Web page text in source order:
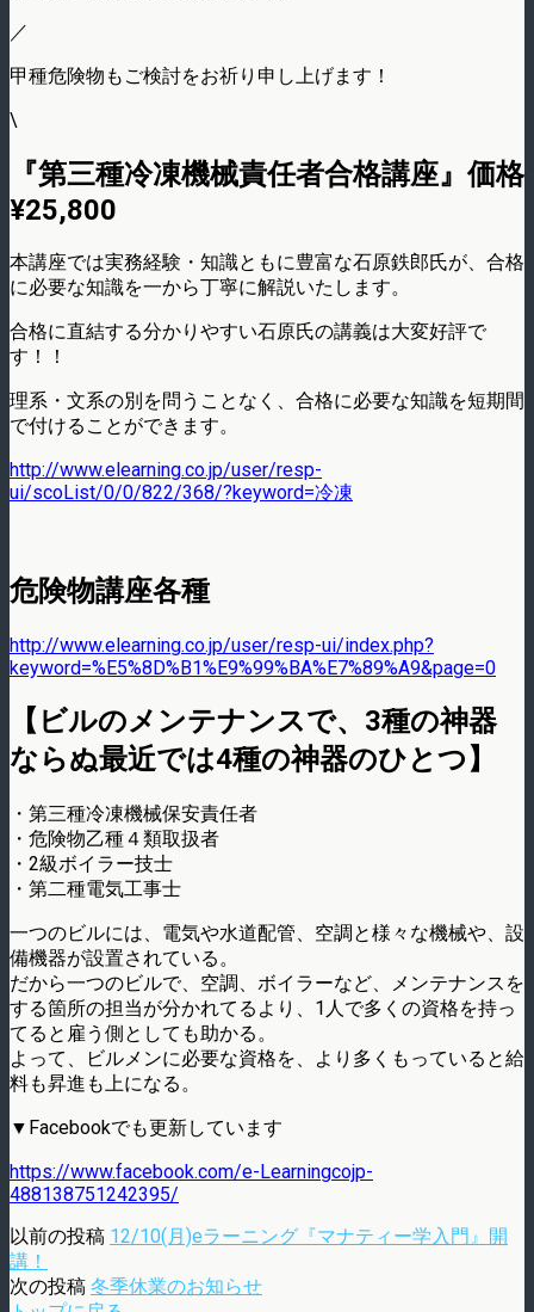
／
甲種危険物もご検討をお祈り申し上げます！
\
『第三種冷凍機械責任者合格講座』価格
¥25,800
本講座では実務経験・知識ともに豊富な石原鉄郎氏が、合格
に必要な知識を一から丁寧に解説いたします。
合格に直結する分かりやすい石原氏の講義は大変好評で
す！！
理系・文系の別を問うことなく、合格に必要な知識を短期間
で付けることができます。
http://www.elearning.co.jp/user/resp-
ui/scoList/0/0/822/368/?keyword=冷凍
危険物講座各種
http://www.elearning.co.jp/user/resp-ui/index.php?
keyword=%E5%8D%B1%E9%99%BA%E7%89%A9&page=0
【ビルのメンテナンスで、3種の神器
ならぬ最近では4種の神器のひとつ】
・第三種冷凍機械保安責任者
・危険物乙種４類取扱者
・2級ボイラー技士
・第二種電気工事士
一つのビルには、電気や水道配管、空調と様々な機械や、設
備機器が設置されている。
だから一つのビルで、空調、ボイラーなど、メンテナンスを
する箇所の担当が分かれてるより、1人で多くの資格を持っ
てると雇う側としても助かる。
よって、ビルメンに必要な資格を、より多くもっていると給
料も昇進も上になる。
▼Facebookでも更新しています
https://www.facebook.com/e-Learningcojp-
488138751242395/
以前の投稿 12/10(月)eラーニング『マナティー学入門』開
講！
次の投稿 冬季休業のお知らせ